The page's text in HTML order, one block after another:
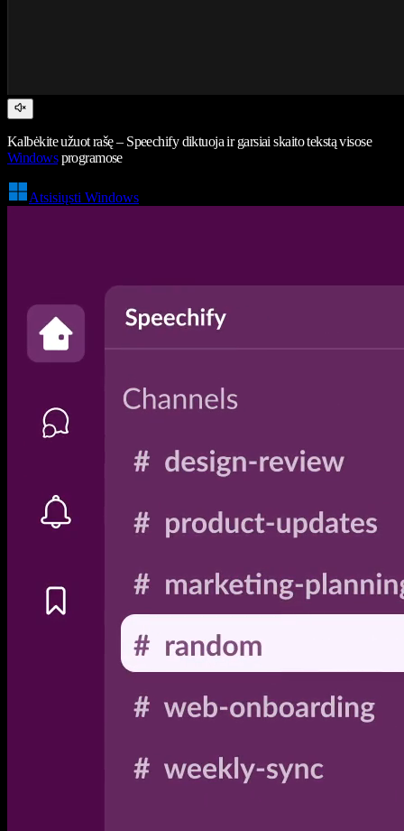
Kalbėkite užuot rašę – Speechify diktuoja ir garsiai skaito tekstą visose
Windowsprogramose
Atsisiųsti Windows